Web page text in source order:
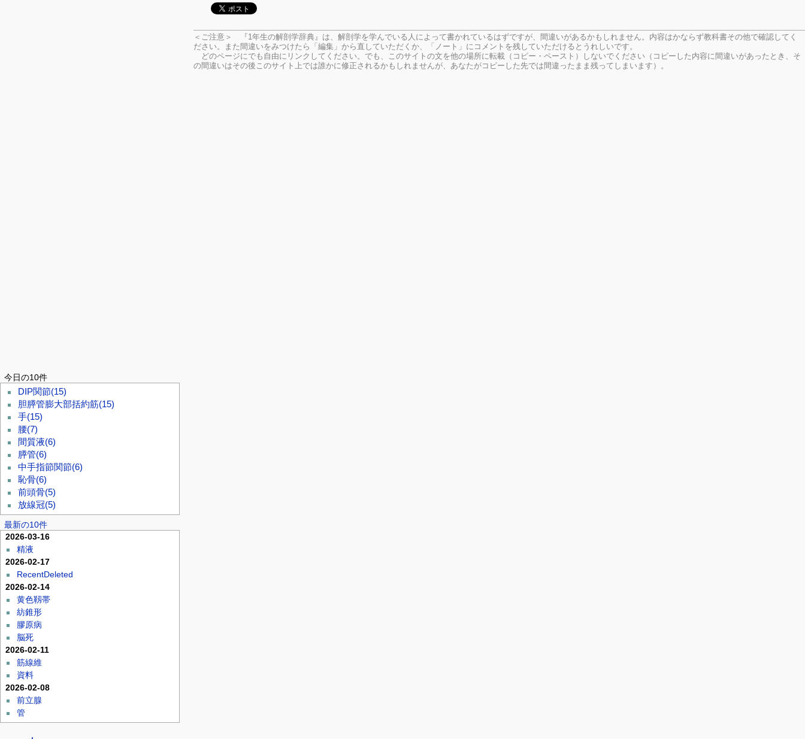
＜ご注意＞ 『1年生の解剖学辞典』は、解剖学を学んでいる人によって書かれているはずですが、間違いがあるかもしれません。内容はかならず教科書その他で確認してく
ださい。
また間違いをみつけたら「編集」から直していただくか、「ノート」にコメントを残していただけるとうれしいです。
どのページにでも自由にリンクしてください。でも、このサイトの文を他の場所に転載（コピー・ペースト）しないでください（コピーした内容に間違いがあったとき、そ
の間違いはその後このサイト上では誰かに修正されるかもしれませんが、あなたがコピーした先では間違ったまま残ってしまいます）。
今日の10件
DIP関節(15)
胆膵管膨大部括約筋(15)
手(15)
腰(7)
間質液(6)
膵管(6)
中手指節関節(6)
恥骨(6)
前頭骨(5)
放線冠(5)
最新の10件
2026-03-16
精液
2026-02-17
RecentDeleted
2026-02-14
黄色靱帯
紡錐形
膠原病
脳死
2026-02-11
筋線維
資料
2026-02-08
前立腺
管